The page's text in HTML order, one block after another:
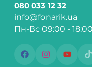
080 033 12 32
info@fonarik.ua
Пн-Вс 09:00 - 18:00